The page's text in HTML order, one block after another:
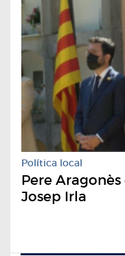
Política local
Pere
Josep Irla